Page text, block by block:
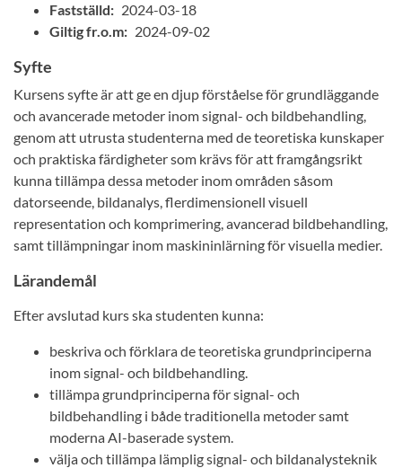
Fastställd: 2024-03-18
Giltig fr.o.m: 2024-09-02
Syfte
Kursens syfte är att ge en djup förståelse för grundläggande
och avancerade metoder inom signal- och bildbehandling,
genom att utrusta studenterna med de teoretiska kunskaper
och praktiska färdigheter som krävs för att framgångsrikt
kunna tillämpa dessa metoder inom områden såsom
datorseende, bildanalys, flerdimensionell visuell
representation och komprimering, avancerad bildbehandling,
samt tillämpningar inom maskininlärning för visuella medier.
Lärandemål
Efter avslutad kurs ska studenten kunna:
beskriva och förklara de teoretiska grundprinciperna
inom signal- och bildbehandling.
tillämpa grundprinciperna för signal- och
bildbehandling i både traditionella metoder samt
moderna AI-baserade system.
välja och tillämpa lämplig signal- och bildanalysteknik